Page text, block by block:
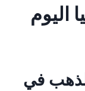
اليوم
في